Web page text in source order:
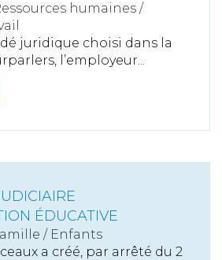
humaines /
juridique choisi dans la
l’employeur...
ÉDUCATIVE
/ Enfants
a créé, par arrêté du 2